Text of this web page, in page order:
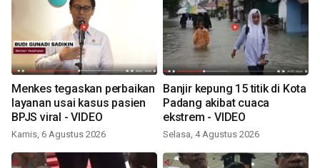
Menkes tegaskan perbaikan
layanan usai kasus pasien
BPJS viral - VIDEO
Kamis, 6 Agustus 2026
Banjir kepung 15 titik di Kota
Padang akibat cuaca
ekstrem - VIDEO
Selasa, 4 Agustus 2026